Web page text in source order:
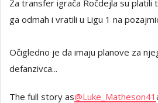
Za transfer igrača Ročdejla su platili
ga odmah i vratili u Ligu 1 na
Očigledno je da imaju planove za
defanzivca...
The full story as@Luke_Matheson41